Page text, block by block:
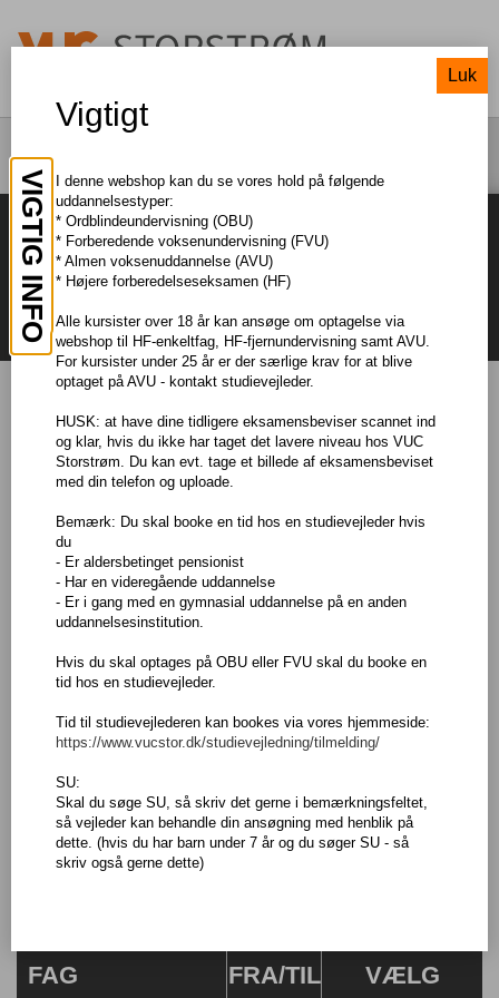
Holdundervisning
Fjernundervisning- særlige krav til PC
Afviklingsform
Afdeling (VUC Storstrøm - Haslev)
AVU
VUC Storstrøm - Haslev
Nulstil søgningen
FAG FRA/TIL VÆLG
VIGTIG INFO
Vigtigt
I denne webshop kan du se vores hold på følgende
uddannelsestyper:
* Ordblindeundervisning (OBU)
* Forberedende voksenundervisning (FVU)
* Almen voksenuddannelse (AVU)
* Højere forberedelseseksamen (HF)
Alle kursister over 18 år kan ansøge om optagelse via
webshop til HF-enkeltfag, HF-fjernundervisning samt AVU.
For kursister under 25 år er der særlige krav for at blive
optaget på AVU - kontakt studievejleder.
HUSK: at have dine tidligere eksamensbeviser scannet ind
og klar, hvis du ikke har taget det lavere niveau hos VUC
Storstrøm. Du kan evt. tage et billede af eksamensbeviset
med din telefon og uploade.
Bemærk: Du skal booke en tid hos en studievejleder hvis
du
- Er aldersbetinget pensionist
- Har en videregående uddannelse
- Er i gang med en gymnasial uddannelse på en anden
uddannelsesinstitution.
Hvis du skal optages på OBU eller FVU skal du booke en
tid hos en studievejleder.
Tid til studievejlederen kan bookes via vores hjemmeside:
https://www.vucstor.dk/studievejledning/tilmelding/
SU:
Skal du søge SU, så skriv det gerne i bemærkningsfeltet,
så vejleder kan behandle din ansøgning med henblik på
dette. (hvis du har barn under 7 år og du søger SU - så
skriv også gerne dette)
Luk